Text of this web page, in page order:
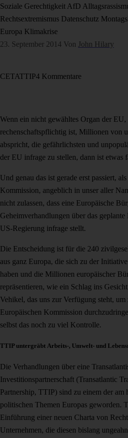
Soziale Gerechtigkeit AfD
Rechtsextremismus Datenschutz
Europa Klimakrise
23. September 2014 Von John Hilary
CETATTIP4 Kommentare
Wenn ein nicht gewähltes Organ der EU,
rechenschaftspflichtig ist, Millionen von
abspricht, die gefährlichsten und
der EU infrage zu stellen, dann ist etwas
Und genau das ist gerade erst passiert,
Kommission, angeblich in unser aller
nicht zulassen, dass eine Europäische
Geheimverhandlungen über das
US-Regierung infrage stellt.
Die Entscheidung ist für die 240
aus ganz Europa, die sich zu der
haben und die Millionen europäischer
repräsentieren, wie ein Schlag ins
Vehikel, das uns zur Verfügung steht,
Europäischen Kommission
selbst das noch zu viel Kontrolle.
TTIP untergräbt Arbeits-, Umwelt- und
Die Verhandlungen über eine
Investitionspartnerschaft (Transatlantic
Partnership, TTIP) sind zu einem der am
politischen Themen Europas geworden.
Einführung einer neuen Charta von
Unternehmen, die diesen bislang